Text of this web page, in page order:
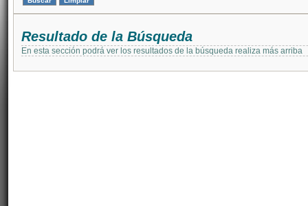
Resultado de la Búsqueda
En esta sección podrá ver los resultados de la búsqueda realiza más arriba